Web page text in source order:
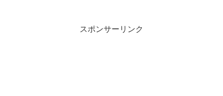
スポンサーリンク